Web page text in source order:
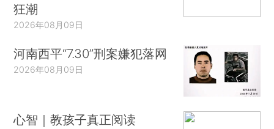
狂潮
2026年08月09日
河南西平“7.30”刑案嫌犯落网
2026年08月09日
心智｜教孩子真正阅读